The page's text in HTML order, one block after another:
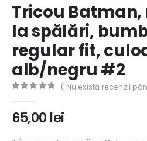
Tricou Batman,
la spălări,
regular fit,
alb/negru #2
( Nu există recenzii
65,00 lei